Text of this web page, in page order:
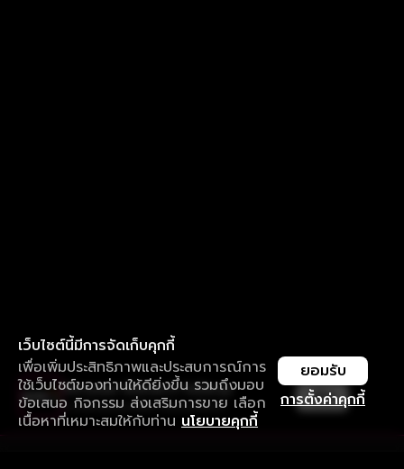
เว็บไซต์นี้มีการจัดเก็บคุกกี้
เพื่อเพิ่มประสิทธิภาพและประสบการณ์การ
ใช้เว็บไซต์ของท่านให้ดียิ่งขึ้น รวมถึงมอบ
ข้อเสนอ กิจกรรม ส่งเสริมการขาย เลือก
เนื้อหาที่เหมาะสมให้กับท่าน นโยบายคุกกี้
การตั้งค่าคุกกี้
ยอมรับ
ใช้งานแอป ลื่นไหลกว่า ไม่มีสะดุด
ดาวน์โหลดแอปเพื่อการรับชมที่ดีกว่า เปิด